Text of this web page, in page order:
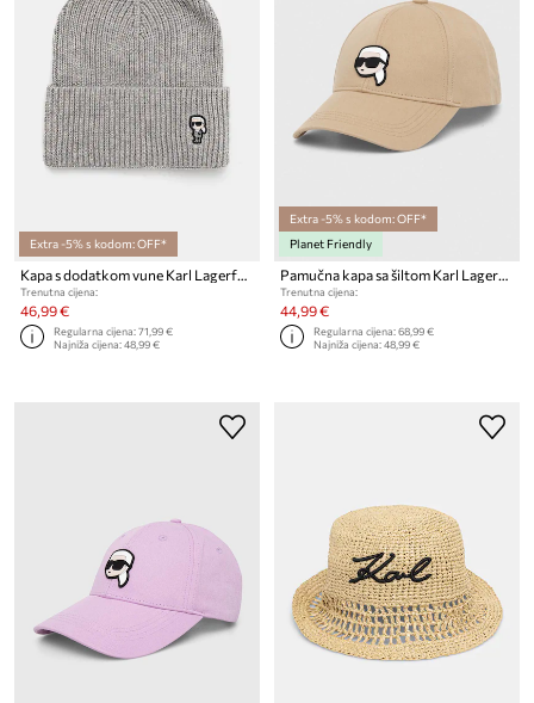
Extra -5% s kodom: OFF*
Kapa s dodatkom vune Karl Lagerfeld
Trenutna cijena:
46,99 €
Regularna cijena:71,99 €
Najniža cijena:48,99 €
Extra -5% s kodom: OFF*
Planet Friendly
Pamučna kapa sa šiltom Karl Lagerfeld
Trenutna cijena:
44,99 €
Regularna cijena:68,99 €
Najniža cijena:48,99 €